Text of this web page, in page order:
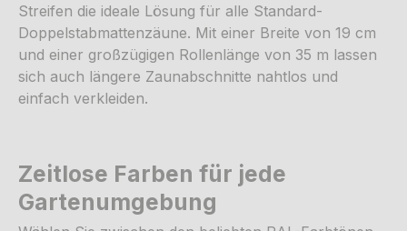
Streifen die ideale Lösung für alle Standard-
Doppelstabmattenzäune. Mit einer Breite von 19 cm
und einer großzügigen Rollenlänge von 35 m lassen
sich auch längere Zaunabschnitte nahtlos und
einfach verkleiden.
Zeitlose Farben für jede
Gartenumgebung